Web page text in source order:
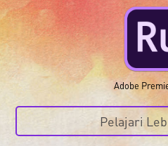
Adobe
Pelajari